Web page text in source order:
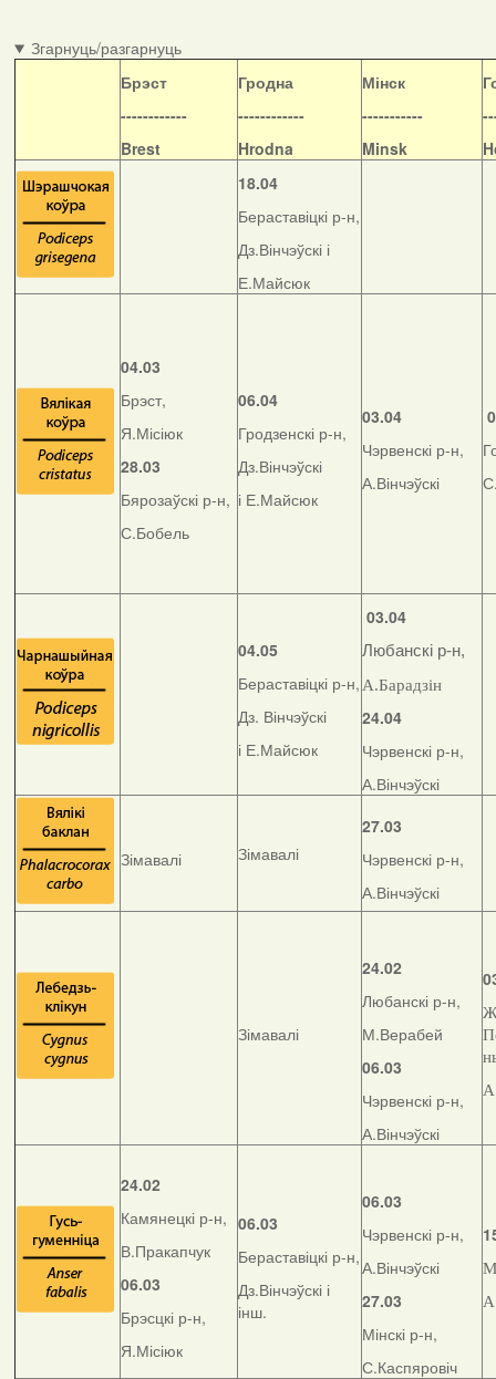
Згарнуць/разгарнуць
Брэст
------------
Brest
Гродна
------------
Hrodna
Мінск
-----------
Minsk
18.04
Бераставіцкі р-н,
Дз.Вінчэўскі і
Е.Майсюк
04.03
Брэст,
Я.Місіюк
28.03
Бярозаўскі р-н,
С.Бобель
06.04
Гродзенскі р-н,
Дз.Вінчэўскі
і Е.Майсюк
03.04
Чэрвенскі р-н,
А.Вінчэўскі
04.05
Бераставіцкі р-н,
Дз. Вінчэўскі
і Е.Майсюк
03.04
Любанскі р-н,
А.Барадзін
24.04
Чэрвенскі р-н,
А.Вінчэўскі
Зімавалі Зімавалі
27.03
Чэрвенскі р-н,
А.Вінчэўскі
Зімавалі
24.02
Любанскі р-н,
М.Верабей
06.03
Чэрвенскі р-н,
А.Вінчэўскі
24.02
Камянецкі р-н,
В.Пракапчук
06.03
Брэсцкі р-н,
Я.Місіюк
06.03
Бераставіцкі р-н,
Дз.Вінчэўскі і
інш.
06.03
Чэрвенскі р-н,
А.Вінчэўскі
27.03
Мінскі р-н,
С.Каспяровіч